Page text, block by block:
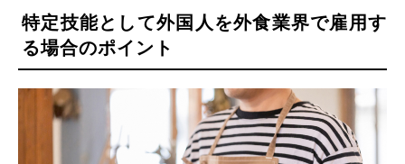
特定技能として外国人を外食業界で雇用す
る場合のポイント